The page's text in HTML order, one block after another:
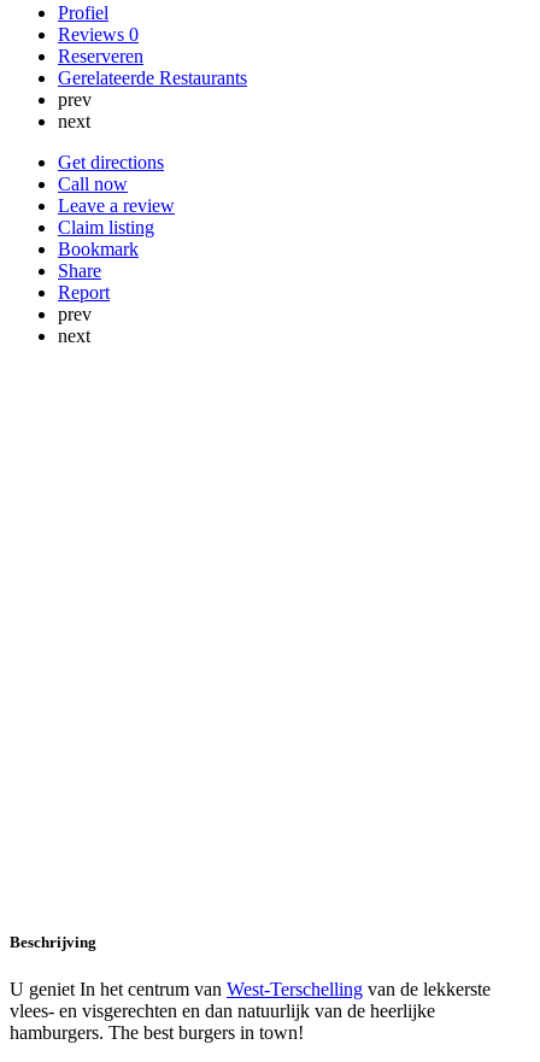
Profiel
Reviews 0
Reserveren
Gerelateerde Restaurants
prev
next
Get directions
Call now
Leave a review
Claim listing
Bookmark
Share
Report
prev
next
Beschrijving
U geniet In het centrum van West-Terschelling van de lekkerste
vlees- en visgerechten en dan natuurlijk van de heerlijke
hamburgers. The best burgers in town!